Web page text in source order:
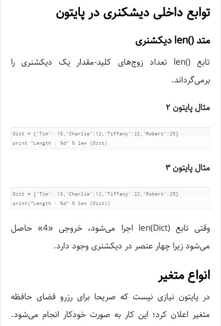
توابع داخلی دیشکنری در پایتون
متد ()len دیکشنری
تابع ()len تعداد زوج‌های کلید-مقدار یک دیکشنری را
برمی‌گرداند.
مثال پایتون ۲
Dict = {'Tim': 18,'Charlie':12,'Tiffany':22,'Robert':25}
print "Length : %d" % len (Dict)
مثال پایتون ۳
Dict = {'Tim': 18,'Charlie':12,'Tiffany':22,'Robert':25}
print("Length : %d" % len (Dict))
وقتی تابع len(Dict) اجرا می‌شود، خروجی «4» حاصل
می‌شود زیرا چهار عنصر در دیکشنری وجود دارد.
انواع متغیر
در پایتون نیازی نیست که صریحا برای رزرو فضای حافظه
متغیر اعلان کرد؛ این کار به صورت خودکار انجام می‌شود.